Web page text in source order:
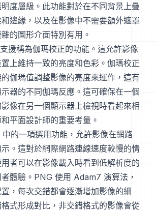
度層級。此功能對於在不同背景上疊
邊緣，以及在影像中不需要額外遮罩
的圖形介面特別有用。
援稱為伽瑪校正的功能。這允許影像
上維持一致的亮度和色彩。伽瑪校正
伽瑪值調整影像的亮度來運作，這有
器的不同伽瑪反應。這可確保在一個
像在另一個顯示器上檢視時看起來相
平面設計師的重要考量。
的一項選用功能，允許影像在網路
。這對於網際網路連線速度較慢的情
者可以在影像載入時看到低解析度的
體驗。PNG 使用 Adam7 演算法，
，每次交錯都會逐漸增加影像的細
式形成對比，非交錯格式的影像會從